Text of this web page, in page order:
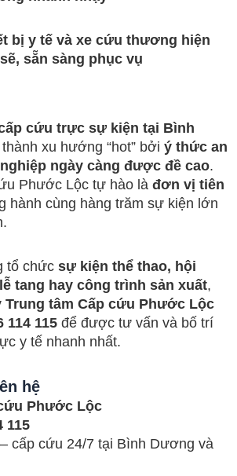
bị y tế và xe cứu thương hiện
sẵn sàng phục vụ
cứu trực sự kiện tại Bình
xu hướng “hot” bởi ý thức an
ngày càng được đề cao.
Phước Lộc tự hào là đơn vị tiên
hành cùng hàng trăm sự kiện lớn
tổ chức sự kiện thể thao, hội
tang hay công trình sản xuất,
Trung tâm Cấp cứu Phước Lộc
114 115 để được tư vấn và bố trí
y tế nhanh nhất.
hệ
Phước Lộc
115
cấp cứu 24/7 tại Bình Dương và